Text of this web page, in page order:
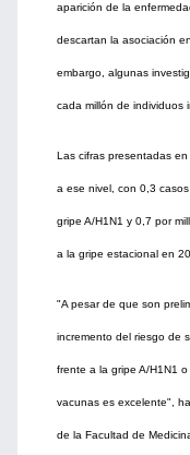
aparición de la
descartan la asociación
embargo, algunas
cada millón de individuos
Las cifras presentadas
a ese nivel, con 0,3
gripe A/H1N1 y 0,7 por
a la gripe estacional en
"A pesar de que son
incremento del riesgo de
frente a la gripe A/H1N1
vacunas es excelente",
de la Facultad de